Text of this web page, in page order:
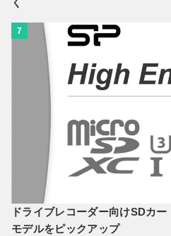
く
7
ドライブレコーダー向けSDカ
モデルをピックアップ